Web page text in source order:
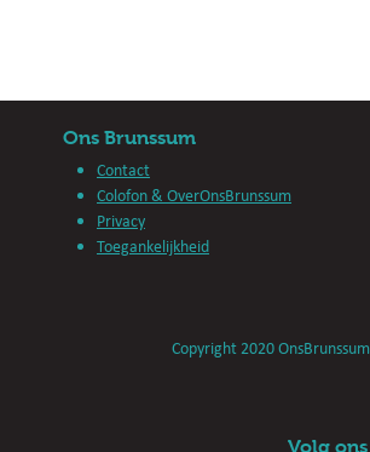
Ons Brunssum
Contact
Colofon & OverOnsBrunssum
Privacy
Toegankelijkheid
Copyright 2020 OnsBrunssum
Volg ons